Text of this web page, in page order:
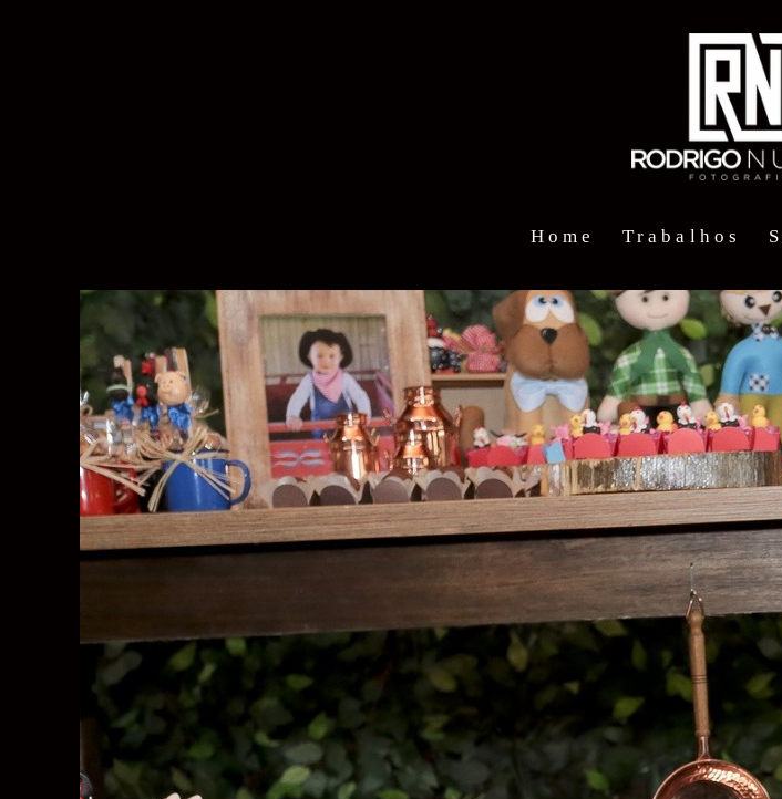
Home Trabalhos